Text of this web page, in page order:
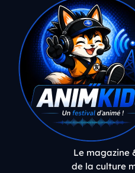
Le magazine
de la culture